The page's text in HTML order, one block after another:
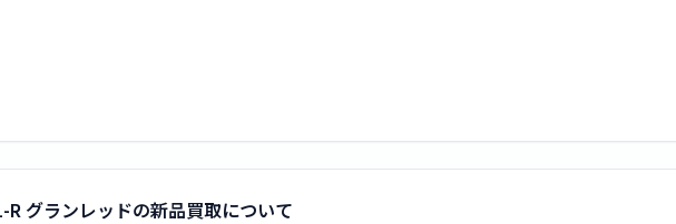
グランレッドの新品買取について